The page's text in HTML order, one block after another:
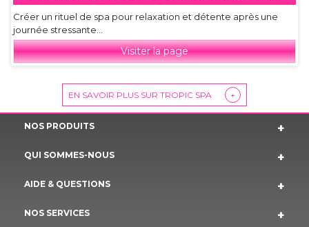
Créer un rituel de spa pour relaxation et détente après une
journée stressante...
Visiter la page
EN SAVOIR PLUS SUR TROPIC SPA +
NOS PRODUITS
QUI SOMMES-NOUS
AIDE & QUESTIONS
NOS SERVICES